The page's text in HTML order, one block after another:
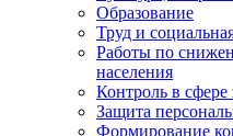
Образование
Труд и
Работы по
населения
Контроль в сфере
Защита
Формирование